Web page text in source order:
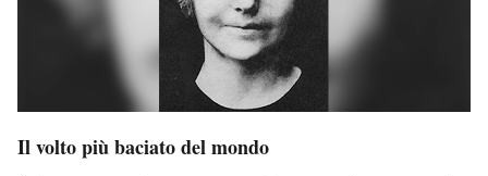
Il volto più baciato del mondo